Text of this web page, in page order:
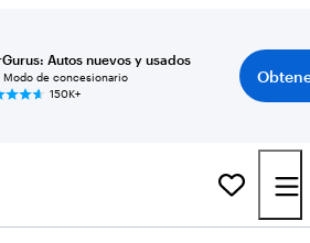
Autos nuevos y usados
Modo de concesionario
150K+